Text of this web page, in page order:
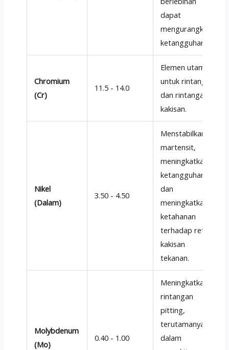
dapat
mengurangkan
ketangguhan.
Chromium
(Cr)
11.5 - 14.0
Elemen utama
untuk rintangan
dan rintangan
kakisan.
Nikel
(Dalam)
3.50 - 4.50
Menstabilkan
martensit,
meningkatkan
ketangguhan,
dan
meningkatkan
ketahanan
terhadap retak
kakisan
tekanan.
Molybdenum
(Mo)
0.40 - 1.00
Meningkatkan
rintangan
pitting,
terutamanya
dalam